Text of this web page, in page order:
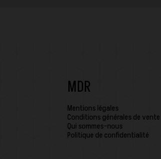
MDR
Mentions légales
Conditions générales de vente
Qui sommes-nous
Politique de confidentialité